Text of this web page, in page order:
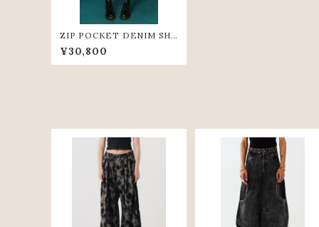
ZIP POCKET DENIM SH
ORT PANTS(BGE)
¥30,800